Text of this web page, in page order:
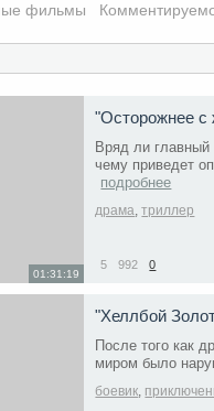
фильмы
01:31:19
"Осторожнее с
Вряд ли главный
чему приведет
подробнее
драма,триллер
5 992 0
"Хеллбой
После того как
миром было
боевик,